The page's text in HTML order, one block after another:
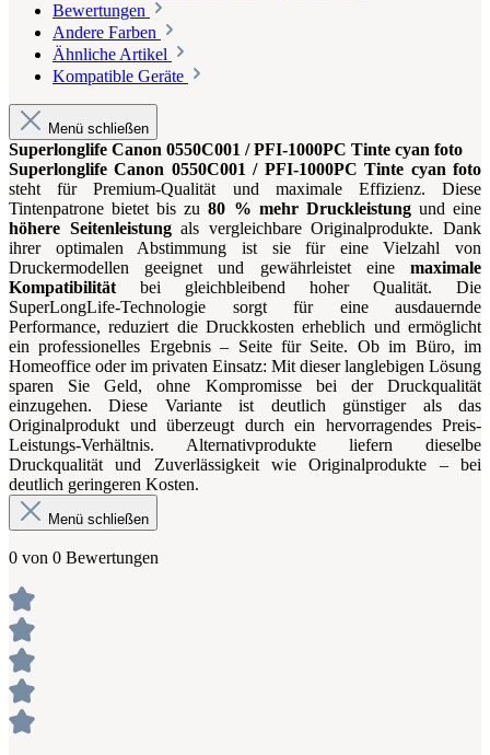
Bewertungen
Andere Farben
Ähnliche Artikel
Kompatible Geräte
Menü schließen
Superlonglife Canon 0550C001 / PFI-1000PC Tinte cyan foto
Superlonglife Canon 0550C001 / PFI-1000PC Tinte cyan foto
steht für Premium-Qualität und maximale Effizienz. Diese
Tintenpatrone bietet bis zu80 % mehr Druckleistungund eine
höhere Seitenleistungals vergleichbare Originalprodukte. Dank
ihrer optimalen Abstimmung ist sie für eine Vielzahl von
Druckermodellen geeignet und gewährleistet eine maximale
Kompatibilitätbei gleichbleibend hoher Qualität. Die
SuperLongLife-Technologie sorgt für eine ausdauernde
Performance, reduziert die Druckkosten erheblich und ermöglicht
ein professionelles Ergebnis – Seite für Seite. Ob im Büro, im
Homeoffice oder im privaten Einsatz: Mit dieser langlebigen Lösung
sparen Sie Geld, ohne Kompromisse bei der Druckqualität
einzugehen. Diese Variante ist deutlich günstiger als das
Originalprodukt und überzeugt durch ein hervorragendes Preis-
Leistungs-Verhältnis. Alternativprodukte liefern dieselbe
Druckqualität und Zuverlässigkeit wie Originalprodukte – bei
deutlich geringeren Kosten.
Menü schließen
0 von 0 Bewertungen